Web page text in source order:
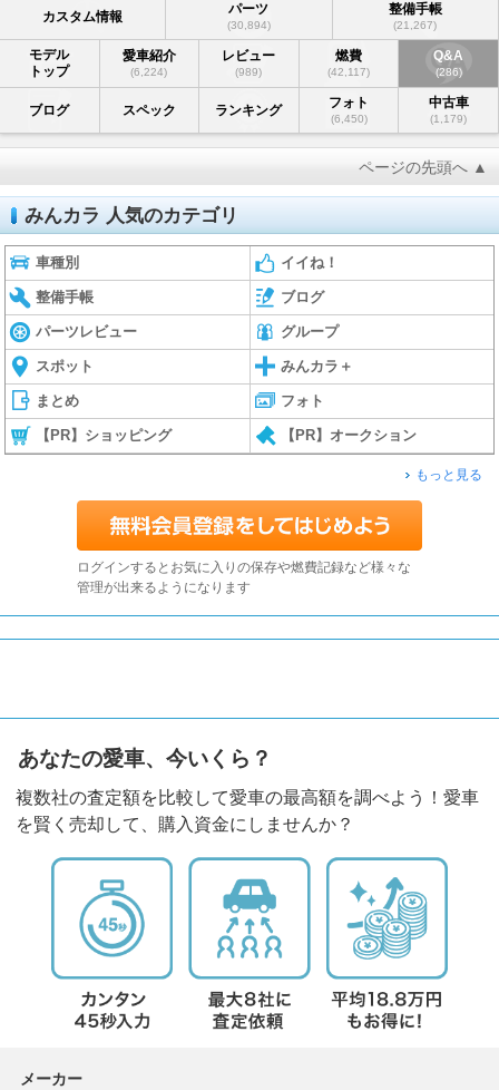
カスタム情報 パーツ
(30,894)
整備手帳
(21,267)
モデル
トップ
愛車紹介
(6,224)
レビュー
(989)
燃費
(42,117)
Q&A
(286)
ブログ スペック ランキング フォト
(6,450)
中古車
(1,179)
ページの先頭へ ▲
みんカラ 人気のカテゴリ
車種別 イイね！
整備手帳 ブログ
パーツレビュー グループ
スポット みんカラ＋
まとめ フォト
【PR】ショッピング 【PR】オークション
もっと見る
ログインするとお気に入りの保存や燃費記録など様々な
管理が出来るようになります
あなたの愛車、今いくら？
複数社の査定額を比較して愛車の最高額を調べよう！愛車
を賢く売却して、購入資金にしませんか？
メーカー